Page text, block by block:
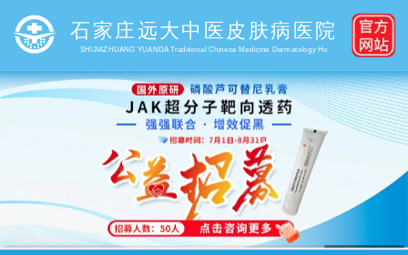
石家庄远大中医皮肤病医院
SHIJIAZHUANG YUANDA Traditional Chinese Medicine Dermatology Ho